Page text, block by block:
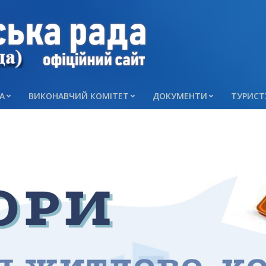
Primary
ВИКОНАВЧИЙ КОМІТЕТ ДОКУМЕНТИ